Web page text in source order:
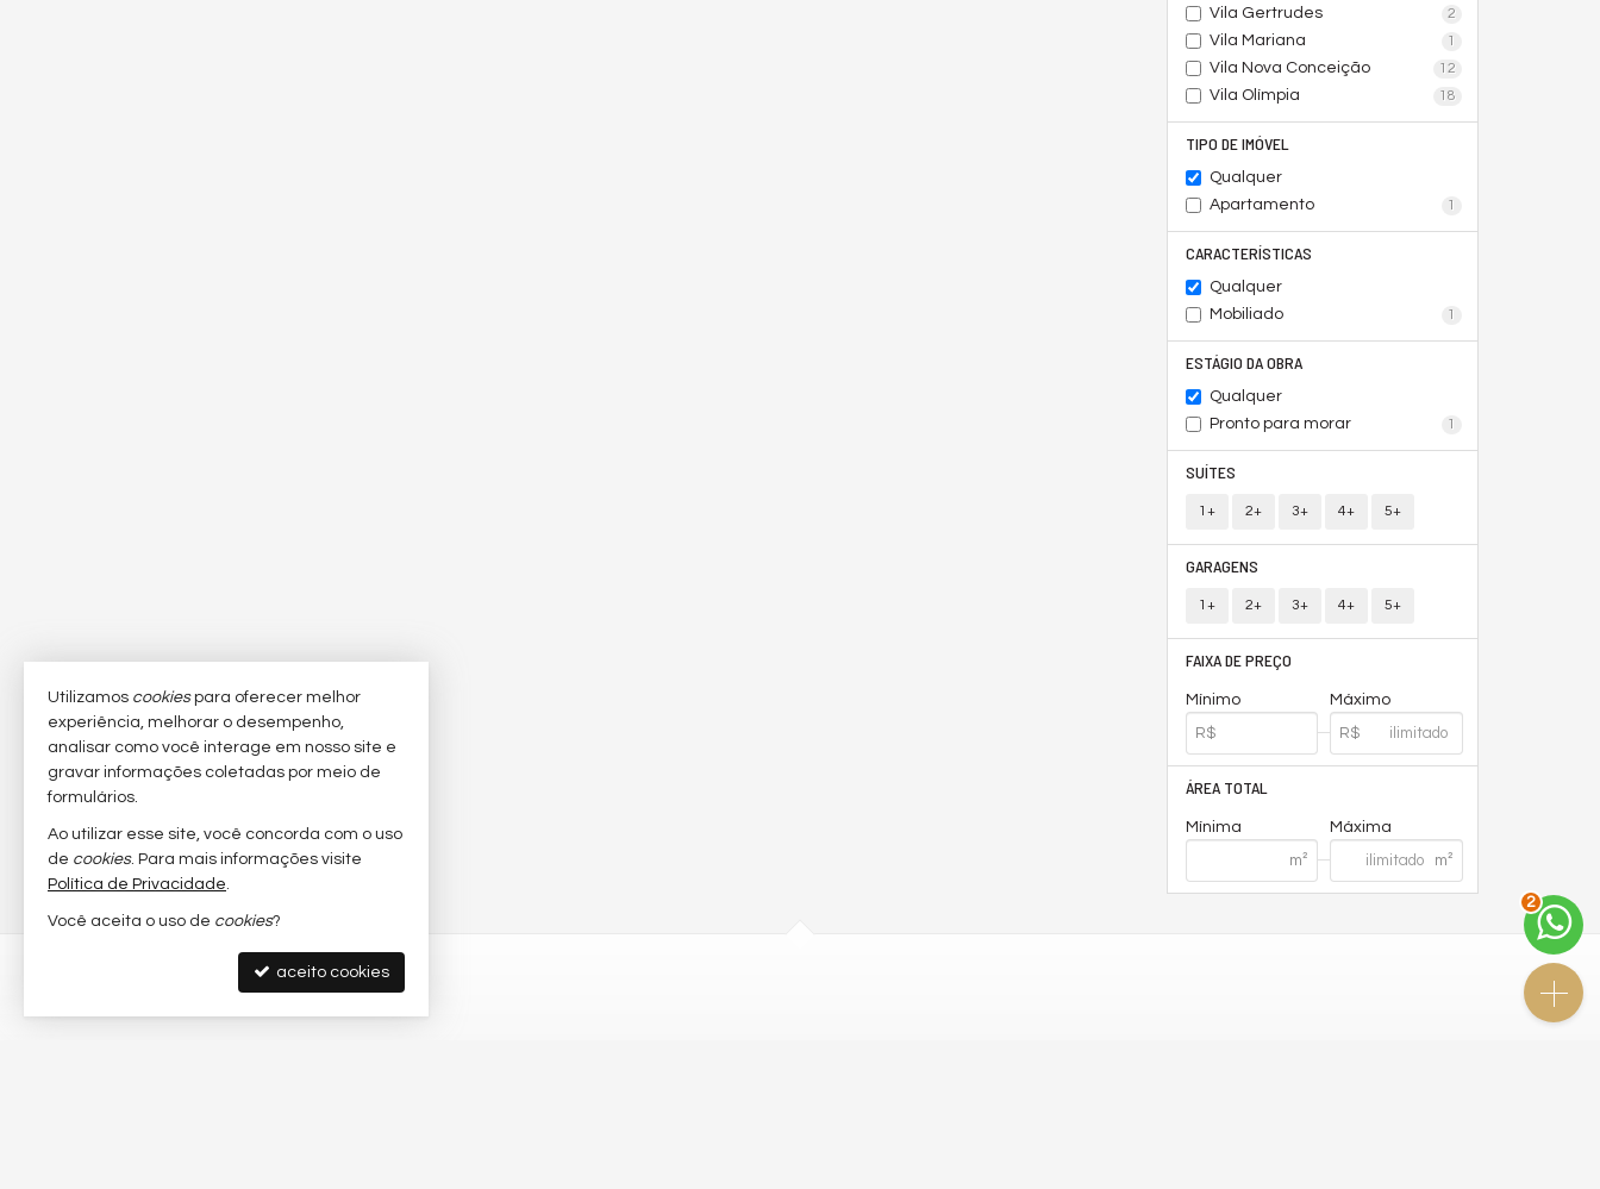
Vila Gertrudes 2
Vila Mariana 1
Vila Nova Conceição 12
Vila Olímpia 18
TIPO DE IMÓVEL
Qualquer
Apartamento
1
CARACTERÍSTICAS
Qualquer
Mobiliado
1
ESTÁGIO DA OBRA
Qualquer
Pronto para morar
1
SUÍTES
1+ 2+ 3+ 4+ 5+
GARAGENS
1+ 2+ 3+ 4+ 5+
FAIXA DE PREÇO
Mínimo Máximo
ÁREA TOTAL
Mínima Máxima
Utilizamos cookiespara oferecer melhor
experiência, melhorar o desempenho,
analisar como você interage em nosso site e
gravar informações coletadas por meio de
formulários.
Ao utilizar esse site, você concorda com o uso
de cookies. Para mais informações visite
Política de Privacidade.
Você aceita o uso de cookies?
aceito cookies